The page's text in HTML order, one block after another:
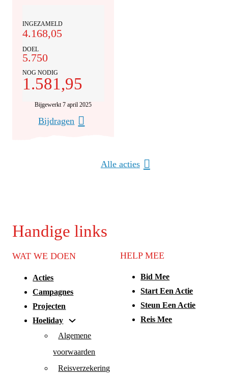
INGEZAMELD
4.168,05
DOEL
5.750
NOG NODIG
1.581,95
Bijgewerkt 7 april 2025
Bijdragen
Alle acties
Handige links
WAT WE DOEN
Acties
Campagnes
Projecten
Hoeliday
Algemene
voorwaarden
Reisverzekering
HELP MEE
Bid Mee
Start Een Actie
Steun Een Actie
Reis Mee